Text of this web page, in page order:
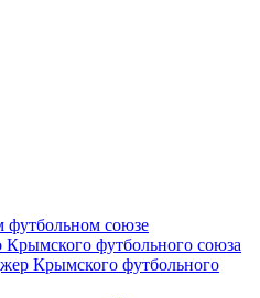
союзе
Крымского футбольного союза
Крымского футбольного